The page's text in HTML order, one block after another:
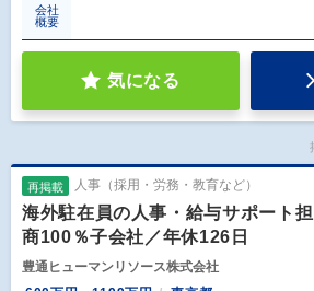
会社
概要
気になる
再掲載 人事（採用・労務・教育など）
海外駐在員の人事・給与サポート
商100％子会社／年休126日
豊通ヒューマンリソース株式会社